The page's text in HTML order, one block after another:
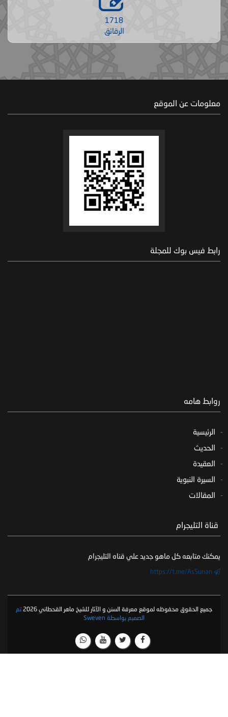
1718
الرقائق
معلومات عن الموقع
رابط فيس بوك للمجلة
روابط هامه
الرئيسية
الحديث
العقيدة
السيرة النبوية
المقالات
‏ قناة التليجرام
يمكنك متابعه كل ماهو جديد علي قناه التليجرام
جميع الحقوق محفوظه لموقع معرفة السنن و الآثار للشيخ ماهر القحطاني 2026
تم
الصميم بواسطة Sweven